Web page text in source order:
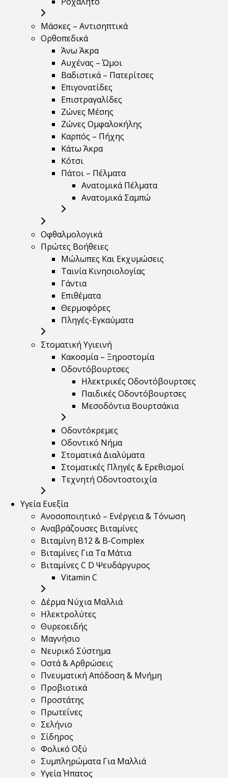
Μάσκες – Αντισηπτικά
Ορθοπεδικά
Άνω Άκρα
Αυχένας – Ώμοι
Βαδιστικά – Πατερίτσες
Επιγονατίδες
Επιστραγαλίδες
Ζώνες Μέσης
Ζώνες Ομφαλοκήλης
Καρπός – Πήχης
Κάτω Άκρα
Κότσι
Πάτοι – Πέλματα
Ανατομικά Πέλματα
Ανατομικά Σαμπώ
Οφθαλμολογικά
Πρώτες Βοήθειες
Μώλωπες Και Εκχυμώσεις
Ταινία Κινησιολογίας
Γάντια
Επιθέματα
Θερμοφόρες
Πληγές-Εγκαύματα
Στοματική Υγιεινή
Κακοσμία – Ξηροστομία
Οδοντόβουρτσες
Ηλεκτρικές Οδοντόβουρτσες
Παιδικές Οδοντόβουρτσες
Μεσοδόντια Βουρτσάκια
Οδοντόκρεμες
Οδοντικό Νήμα
Στοματικά Διαλύματα
Στοματικές Πληγές & Ερεθισμοί
Τεχνητή Οδοντοστοιχία
Υγεία Ευεξία
Ανοσοποιητικό – Ενέργεια & Τόνωση
Αναβράζουσες Βιταμίνες
Βιταμίνη B12 & Β-Complex
Βιταμίνες Για Τα Μάτια
Βιταμίνες C D Ψευδάργυρος
Vitamin C
Δέρμα Νύχια Μαλλιά
Ηλεκτρολύτες
Θυρεοειδής
Μαγνήσιο
Νευρικό Σύστημα
Οστά & Αρθρώσεις
Πνευματική Απόδοση & Μνήμη
Προβιοτικά
Προστάτης
Πρωτεΐνες
Σελήνιο
Σίδηρος
Φολικό Οξύ
Συμπληρώματα Για Μαλλιά
Υγεία Ήπατος